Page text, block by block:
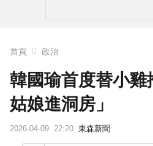
首頁 政治
韓國瑜首度替小雞
姑娘進洞房」
2026-04-09 22:20 東森新聞